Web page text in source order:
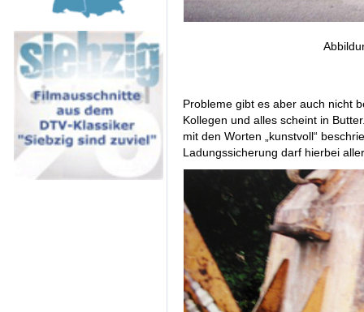
Probleme gibt es aber auch nicht
Kollegen und alles scheint in
mit den Worten „kunstvoll“
Ladungssicherung darf hierbei